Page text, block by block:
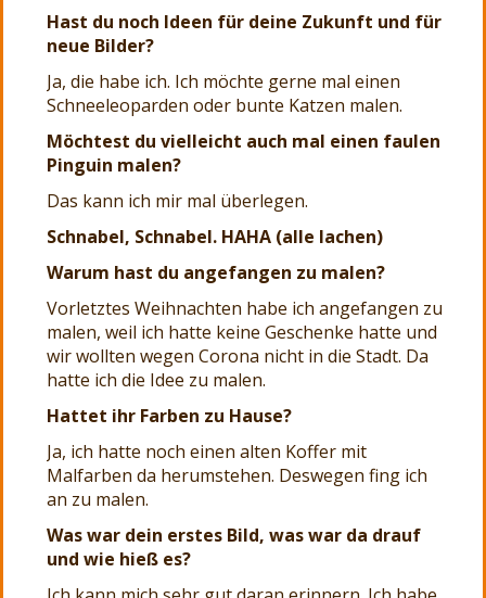
Hast du noch Ideen für deine Zukunft und für
neue Bilder?
Ja, die habe ich. Ich möchte gerne mal einen
Schneeleoparden oder bunte Katzen malen.
Möchtest du vielleicht auch mal einen faulen
Pinguin malen?
Das kann ich mir mal überlegen.
Schnabel, Schnabel. HAHA (alle lachen)
Warum hast du angefangen zu malen?
Vorletztes Weihnachten habe ich angefangen zu
malen, weil ich hatte keine Geschenke hatte und
wir wollten wegen Corona nicht in die Stadt. Da
hatte ich die Idee zu malen.
Hattet ihr Farben zu Hause?
Ja, ich hatte noch einen alten Koffer mit
Malfarben da herumstehen. Deswegen fing ich
an zu malen.
Was war dein erstes Bild, was war da drauf
und wie hieß es?